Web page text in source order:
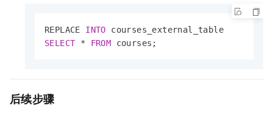
REPLACE INTO
SELECT * FROM courses;
后续步骤